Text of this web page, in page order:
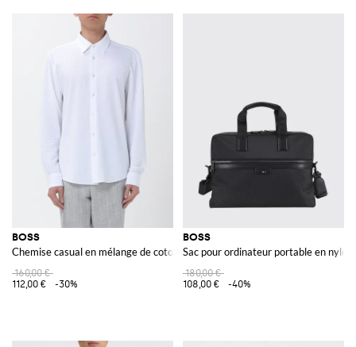
BOSS
Chemise casual en mélange de coton
160,00 €
112,00 €
-30%
BOSS
Sac pour ordinateur portable en nylon
180,00 €
108,00 €
-40%